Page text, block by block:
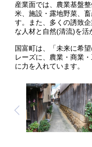
産業面では、農業基盤
米、施設・露地野菜、
す。また、多くの誘致
な人材と自然(清流)を活
国富町は、「未来に希
レーズに、農業・商業
に力を入れています。